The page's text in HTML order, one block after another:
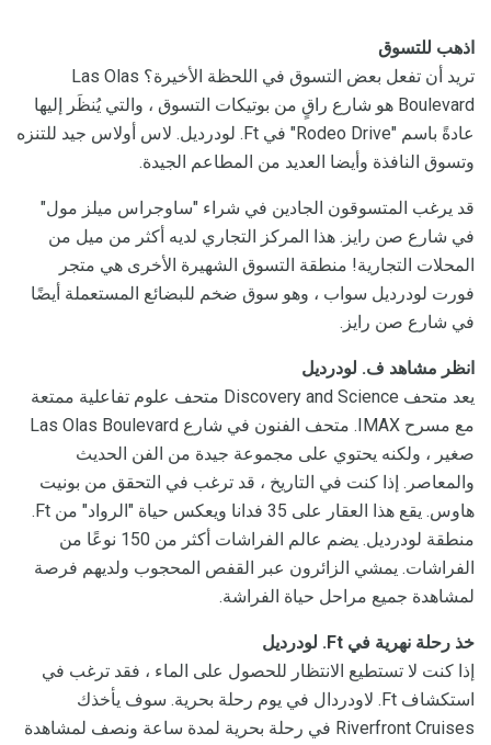
اذهب للتسوق
تريد أن تفعل بعض التسوق في اللحظة الأخيرة؟ Las Olas
Boulevard هو شارع راقٍ من بوتيكات التسوق ، والتي يُنظَر إليها
عادةً باسم "Rodeo Drive" في Ft. لودرديل. لاس أولاس جيد للتنزه
وتسوق النافذة وأيضا العديد من المطاعم الجيدة.
قد يرغب المتسوقون الجادين في شراء "ساوجراس ميلز مول"
في شارع صن رايز. هذا المركز التجاري لديه أكثر من ميل من
المحلات التجارية! منطقة التسوق الشهيرة الأخرى هي متجر
فورت لودرديل سواب ، وهو سوق ضخم للبضائع المستعملة أيضًا
في شارع صن رايز.
انظر مشاهد ف. لودرديل
يعد متحف Discovery and Science متحف علوم تفاعلية ممتعة
مع مسرح IMAX. متحف الفنون في شارع Las Olas Boulevard
صغير ، ولكنه يحتوي على مجموعة جيدة من الفن الحديث
والمعاصر. إذا كنت في التاريخ ، قد ترغب في التحقق من بونيت
هاوس. يقع هذا العقار على 35 فدانا ويعكس حياة "الرواد" من Ft.
منطقة لودرديل. يضم عالم الفراشات أكثر من 150 نوعًا من
الفراشات. يمشي الزائرون عبر القفص المحجوب ولديهم فرصة
لمشاهدة جميع مراحل حياة الفراشة.
خذ رحلة نهرية في Ft.
لودرديل
إذا كنت لا تستطيع الانتظار للحصول على الماء ، فقد ترغب في
استكشاف Ft. لاودردال في يوم رحلة بحرية. سوف يأخذك
Riverfront Cruises في رحلة بحرية لمدة ساعة ونصف لمشاهدة